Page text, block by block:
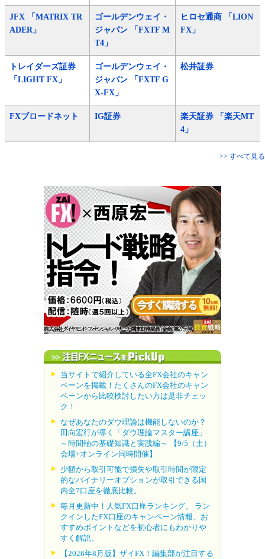
JFX 「MATRIX TR
ADER」
ゴールデンウェイ・
ジャパン 「FXTF M
T4」
ヒロセ通商 「LION
FX」
トレイダーズ証券
「LIGHT FX」
ゴールデンウェイ・
ジャパン 「FXTF G
X-FX」
松井証券
FXブロードネット IG証券
楽天証券 「楽天MT
4」
>> すべて見る
当サイトで紹介している全FX会社のキャン
ペーンを掲載！たくさんのFX会社のキャン
ペーンから比較検討したい方は是非チェッ
ク！
なぜあなたのダウ理論は機能しないのか？
田向宏行が導く「ダウ理論マスター講座」
～時間軸の基礎知識と実践編～ 【9/5（土）
会場+オンライン同時開催】
少額から取引可能で損失や取引時間が限定
的なバイナリーオプションが取引できる国
内全7口座を徹底比較。
毎月更新中！人気FX口座ランキング。 ラン
クインしたFX口座のキャンペーン情報、お
すすめポイントなどを初心者にもわかりや
すく解説。
【2026年8月版】ザイFX！編集部が注目する